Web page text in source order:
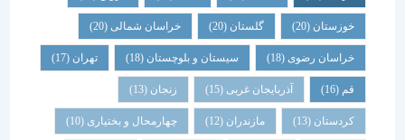
خوزستان(20) گلستان (20) خراسان شمالی(20)
خراسان رضوی(18) سیستان و بلوچستان(18) تهران
آذربایجان غربی(15) زنجان
کردستان(13) مازندران(12) چهارمحال و بختیاری (10)